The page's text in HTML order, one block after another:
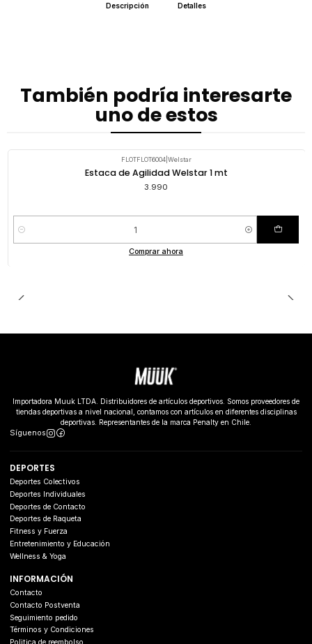
Descripción Detalles
También podría interesarte
uno de estos
FLOTFLOT6004| Welstar
Estaca de Agilidad Welstar 1 mt
3.990
Cantidad
Comprar ahora
Importadora Muuk LTDA. Distribuidores de artículos deportivos. Somos proveedores de
tiendas deportivas a nivel nacional, contamos con artículos en diferentes disciplinas
deportivas. Representantes de la marca Penalty en Chile.
Síguenos
DEPORTES
Deportes Colectivos
Deportes Individuales
Deportes de Contacto
Deportes de Raqueta
Fitness y Fuerza
Entretenimiento y Educación
Wellness & Yoga
INFORMACIÓN
Contacto
Contacto Postventa
Seguimiento pedido
Términos y Condiciones